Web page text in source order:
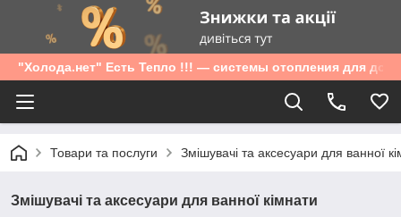
"Холода.нет" Есть Тепло !!! — системы отопления для дома
Товари та послуги Змішувачі та аксесуари для ванної
Змішувачі та аксесуари для ванної кімнати